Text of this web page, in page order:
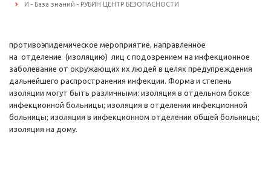
И - База знаний - РУБИН ЦЕНТР БЕЗОПАСНОСТИ
противоэпидемическое мероприятие, направленное
на отделение (изоляцию) лиц с подозрением на инфекционное
заболевание от окружающих их людей в целях предупреждения
дальнейшего распространения инфекции. Форма и степень
изоляции могут быть различными: изоляция в отдельном боксе
инфекционной больницы; изоляция в отделении инфекционной
больницы; изоляция в инфекционном отделении общей больницы;
изоляция на дому.